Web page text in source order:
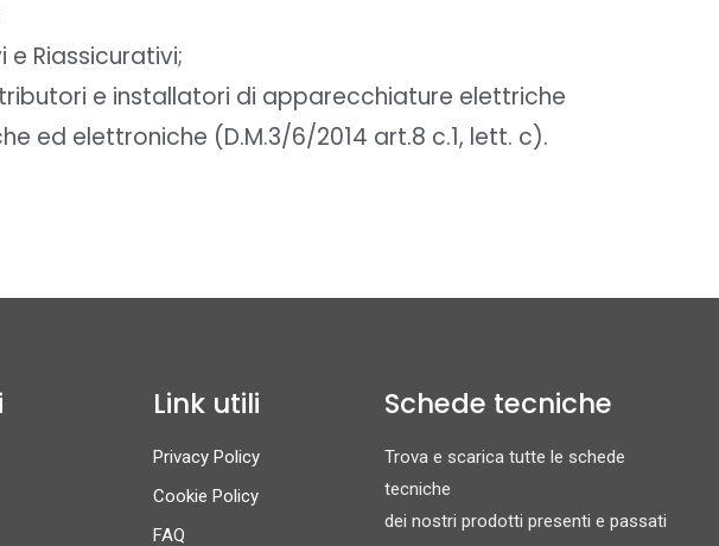
e Riassicurativi;
e installatori di apparecchiature elettriche
ed elettroniche (D.M.3/6/2014 art.8 c.1, lett. c).
Link utili
Privacy Policy
Cookie Policy
FAQ
Schede tecniche
Trova e scarica tutte le schede
tecniche
dei nostri prodotti presenti e passati